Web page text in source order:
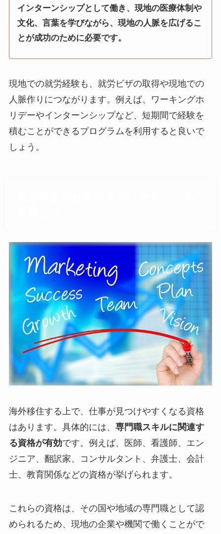
インターンシップとして働き、現地の医療体制や
文化、言葉を学びながら、現地の人脈を広げるこ
とが成功のために必要です。
現地での就労経験も、就労ビザの取得や現地での
人脈作りにつながります。例えば、ワーキングホ
リデーやインターンシップなど、短期間で経験を
積むことができるプログラムを利用すると良いで
しょう。
海外移住する上で、仕事が見つけやすくなる資格
はあります。具体的には、 専門職スキルに関連す
る資格が有効です。例えば、医師、看護師、エン
ジニア、翻訳家、コンサルタント、弁護士、会計
士、教育関係などの資格が挙げられます。
これらの資格は、その国や地域の専門職として認
められるため、現地の企業や機関で働くことがで